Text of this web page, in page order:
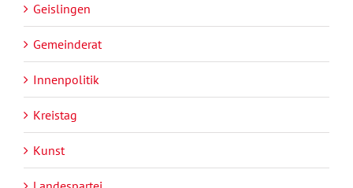
Geislingen
Gemeinderat
Innenpolitik
Kreistag
Kunst